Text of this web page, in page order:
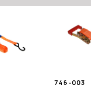
746-003